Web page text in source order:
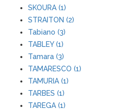
SKOURA (1)
STRAITON (2)
Tabiano (3)
TABLEY (1)
Tamara (3)
TAMARESCO (1)
TAMURIA (1)
TARBES (1)
TAREGA (1)